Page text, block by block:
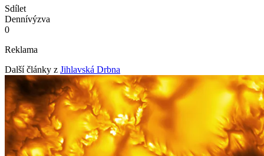
Sdílet
Dennívýzva
0
Reklama
Další články z Jihlavská Drbna